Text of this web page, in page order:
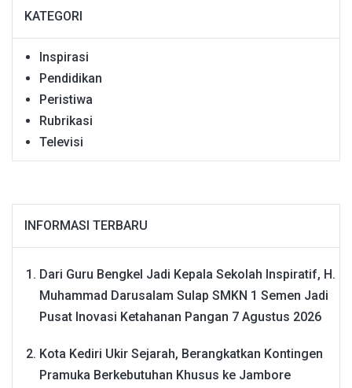
KATEGORI
Inspirasi
Pendidikan
Peristiwa
Rubrikasi
Televisi
INFORMASI TERBARU
Dari Guru Bengkel Jadi Kepala Sekolah Inspiratif, H.
Muhammad Darusalam Sulap SMKN 1 Semen Jadi
Pusat Inovasi Ketahanan Pangan 7 Agustus 2026
Kota Kediri Ukir Sejarah, Berangkatkan Kontingen
Pramuka Berkebutuhan Khusus ke Jambore